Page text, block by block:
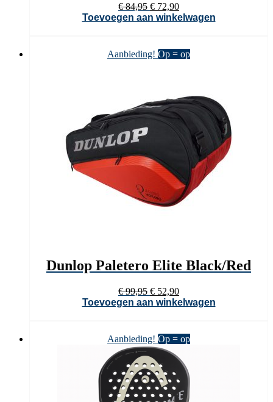
€84,95 Oorspronkelijke
prijs
€ 72,90Huidige
prijs
Toevoegen aan winkelwagen
Aanbieding! Op = op
Dunlop Paletero Elite Black/Red
€99,95 Oorspronkelijke
prijs
€ 52,90Huidige
prijs
Toevoegen aan winkelwagen
Aanbieding! Op = op